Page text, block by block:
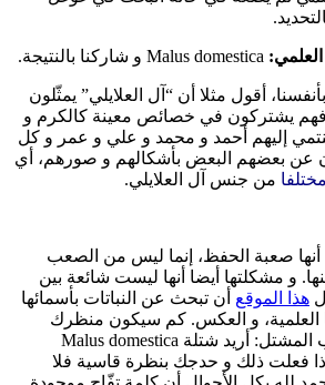
أقول مثلا أن “آل العلايلي” يمثّلون
يشتركون في خصائص معينة كالكرم و
إليهم أحمد و محمد و علي و عمر و كل
عن بعضهم البعض بأشكالهم و صورهم، أي
من جنس آل العلايلي.
أنها صعبة الحفظ، إنما ليس من الصعب
و مشكلتها أيضا أنها ليست شائعة بين
هذا الموقع أن تبحث عن النباتات بأسمائها
العلمية، و العكس. كم سيكون منظرك
مضحكا إن قلت لصاحب المشتل: أريد شتلة Malus domestica
فعلت ذلك و حدجك بنظرة قاسية فلا